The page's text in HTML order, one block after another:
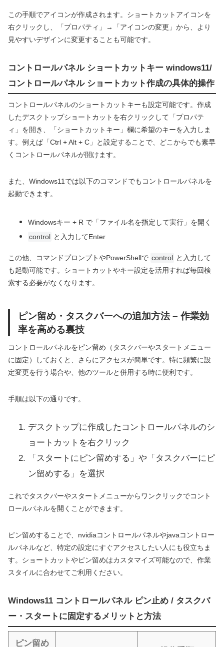
この手順でアイコンが作成されます。ショートカットアイコンを
右クリックし、「プロパティ」→「アイコンの変更」から、より
見やすいデザインに変更することも可能です。
コントロールパネル ショートカットキー windows11/
コントロールパネル ショートカット作成の具体的操作
コントロールパネルのショートカットキーも設定可能です。作成
したデスクトップショートカットを右クリックして「プロパテ
ィ」を開き、「ショートカットキー」欄に希望のキーを入力しま
す。例えば「Ctrl + Alt + C」と設定することで、どこからでも素早
くコントロールパネルが開けます。
また、Windows11では以下のコマンドでもコントロールパネルを
起動できます。
Windowsキー + R で「ファイル名を指定して実行」を開く
control と入力してEnter
この他、コマンドプロンプトやPowerShellで control と入力して
も起動可能です。ショートカットやキー設定を活用すれば毎回検
索する必要がなくなります。
ピン留め・タスクバーへの追加方法 – 作業効
率を高める裏技
コントロールパネルをピン留め（タスクバーやスタートメニュー
に固定）しておくと、さらにアクセスが簡単です。特に頻繁に設
定変更を行う場合や、他のツールと併用する時に便利です。
手順は以下の通りです。
デスクトップに作成したコントロールパネルのシ
ョートカットを右クリック
「スタートにピン留めする」や「タスクバーにピ
ン留めする」を選択
これでタスクバーやスタートメニューからワンクリックでコント
ロールパネルを開くことができます。
ピン留めすることで、nvidiaコントロールパネルやjavaコントロー
ルパネルなど、特定の設定にすぐアクセスしたい人にも役立ちま
す。ショートカットやピン留めはカスタマイズ可能なので、作業
スタイルに合わせてご利用ください。
Windows11 コントロールパネル ピン止め / タスクバ
ー・スタートに固定するメリットと方法
ピン留め